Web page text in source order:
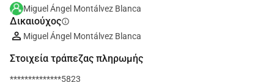
Miguel Ángel Montálvez Blanca
Δικαιούχοςinfo
Miguel Ángel Montálvez Blanca
Στοιχεία τράπεζας πληρωμής
**************5823